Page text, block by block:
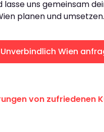
lasse uns gemeinsam
planen und umsetzen.
Unverbindlich Wien
von zufriedenen